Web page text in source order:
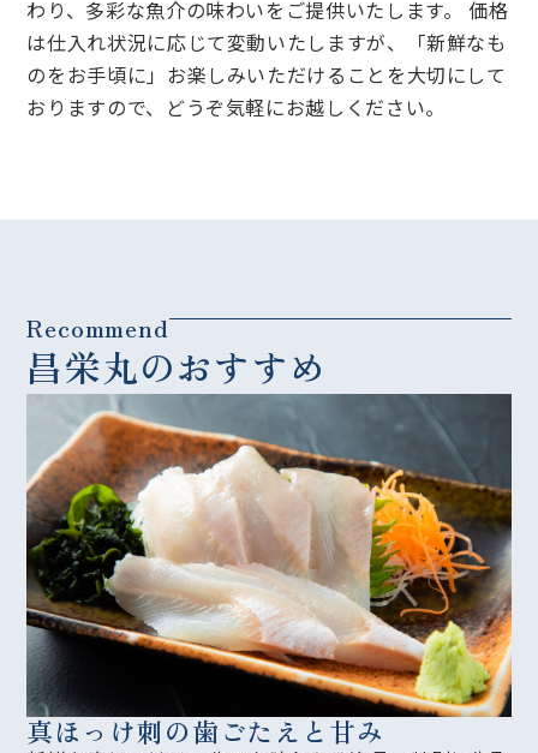
わり、多彩な魚介の味わいをご提供いたします。 価格
は仕入れ状況に応じて変動いたしますが、「新鮮なも
のをお手頃に」お楽しみいただけることを大切にして
おりますので、どうぞ気軽にお越しください。
Recommend
昌栄丸のおすすめ
真ほっけ刺の歯ごたえと甘み